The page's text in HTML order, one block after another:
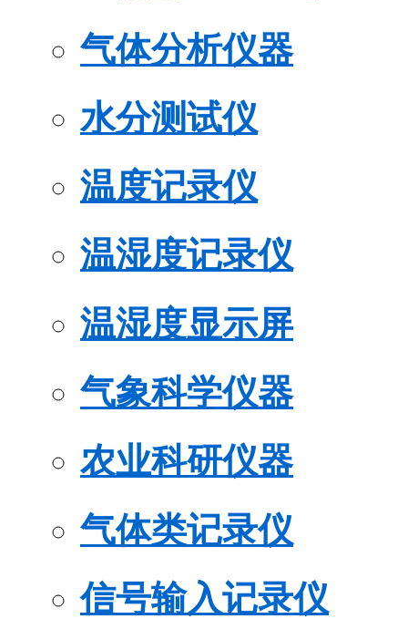
气体分析仪器
水分测试仪
温度记录仪
温湿度记录仪
温湿度显示屏
气象科学仪器
农业科研仪器
气体类记录仪
信号输入记录仪